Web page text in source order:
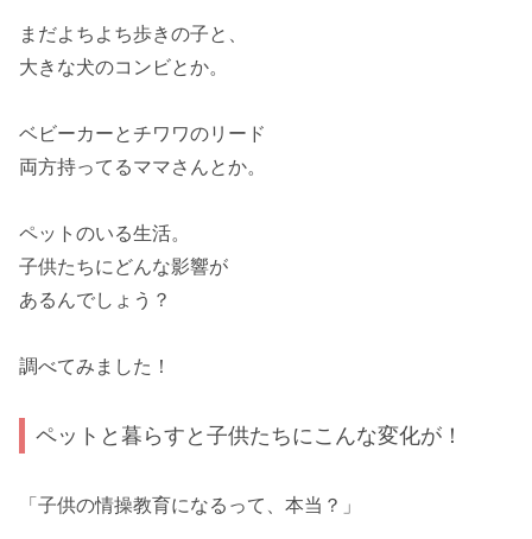
まだよちよち歩きの子と、
大きな犬のコンビとか。
ベビーカーとチワワのリード
両方持ってるママさんとか。
ペットのいる生活。
子供たちにどんな影響が
あるんでしょう？
調べてみました！
ペットと暮らすと子供たちにこんな変化が！
「子供の情操教育になるって、本当？」